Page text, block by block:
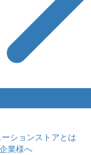
ションストアとは
業様へ